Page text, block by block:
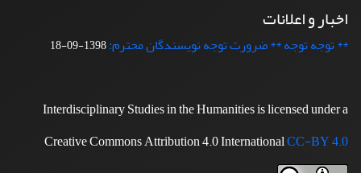
اخبار و اعلانات
** توجه توجه ** ضرورت توجه نویسندگان محترم:1398-09-18
Interdisciplinary Studies in the Humanities is licensed under a
Creative Commons Attribution 4.0 InternationalCC-BY 4.0